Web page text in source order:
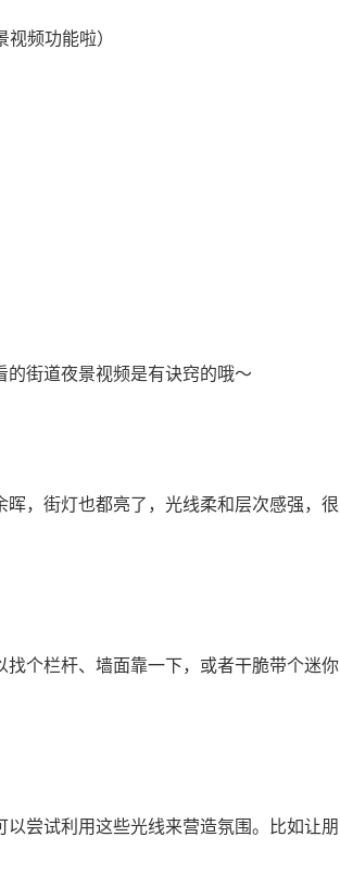
频功能啦）
的街道夜景视频是有诀窍的哦～
，街灯也都亮了，光线柔和层次感强，很
个栏杆、墙面靠一下，或者干脆带个迷你
尝试利用这些光线来营造氛围。比如让朋